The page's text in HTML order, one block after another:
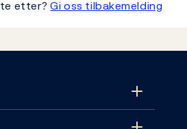
etter?Gi oss tilbakemelding